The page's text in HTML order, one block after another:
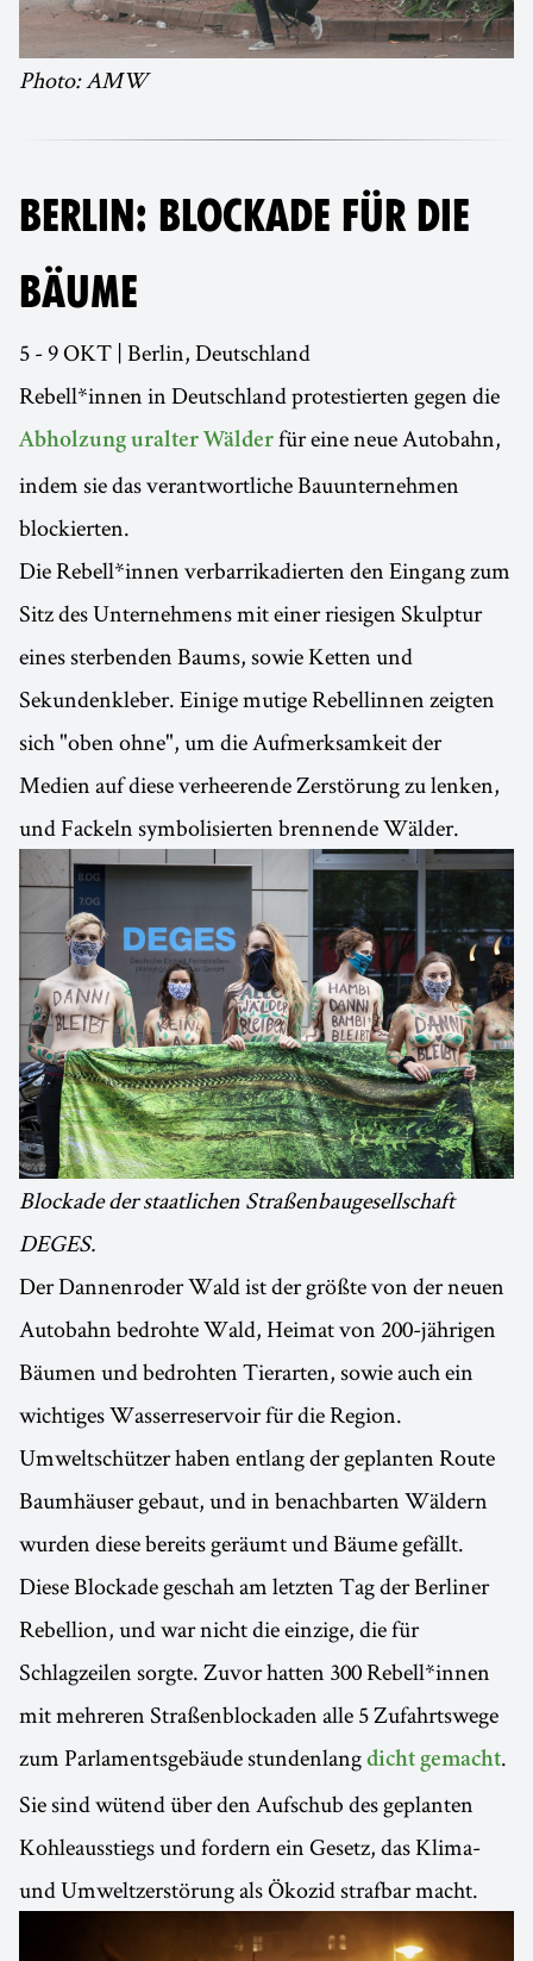
Photo: AMW
BERLIN: BLOCKADE FÜR DIE
BÄUME
5 - 9 OKT | Berlin, Deutschland
Rebell*innen in Deutschland protestierten gegen die
Abholzung uralter Wälder für eine neue Autobahn,
indem sie das verantwortliche Bauunternehmen
blockierten.
Die Rebell*innen verbarrikadierten den Eingang zum
Sitz des Unternehmens mit einer riesigen Skulptur
eines sterbenden Baums, sowie Ketten und
Sekundenkleber. Einige mutige Rebellinnen zeigten
sich "oben ohne", um die Aufmerksamkeit der
Medien auf diese verheerende Zerstörung zu lenken,
und Fackeln symbolisierten brennende Wälder.
Blockade der staatlichen Straßenbaugesellschaft
DEGES.
Der Dannenroder Wald ist der größte von der neuen
Autobahn bedrohte Wald, Heimat von 200-jährigen
Bäumen und bedrohten Tierarten, sowie auch ein
wichtiges Wasserreservoir für die Region.
Umweltschützer haben entlang der geplanten Route
Baumhäuser gebaut, und in benachbarten Wäldern
wurden diese bereits geräumt und Bäume gefällt.
Diese Blockade geschah am letzten Tag der Berliner
Rebellion, und war nicht die einzige, die für
Schlagzeilen sorgte. Zuvor hatten 300 Rebell*innen
mit mehreren Straßenblockaden alle 5 Zufahrtswege
zum Parlamentsgebäude stundenlang dicht gemacht.
Sie sind wütend über den Aufschub des geplanten
Kohleausstiegs und fordern ein Gesetz, das Klima-
und Umweltzerstörung als Ökozid strafbar macht.